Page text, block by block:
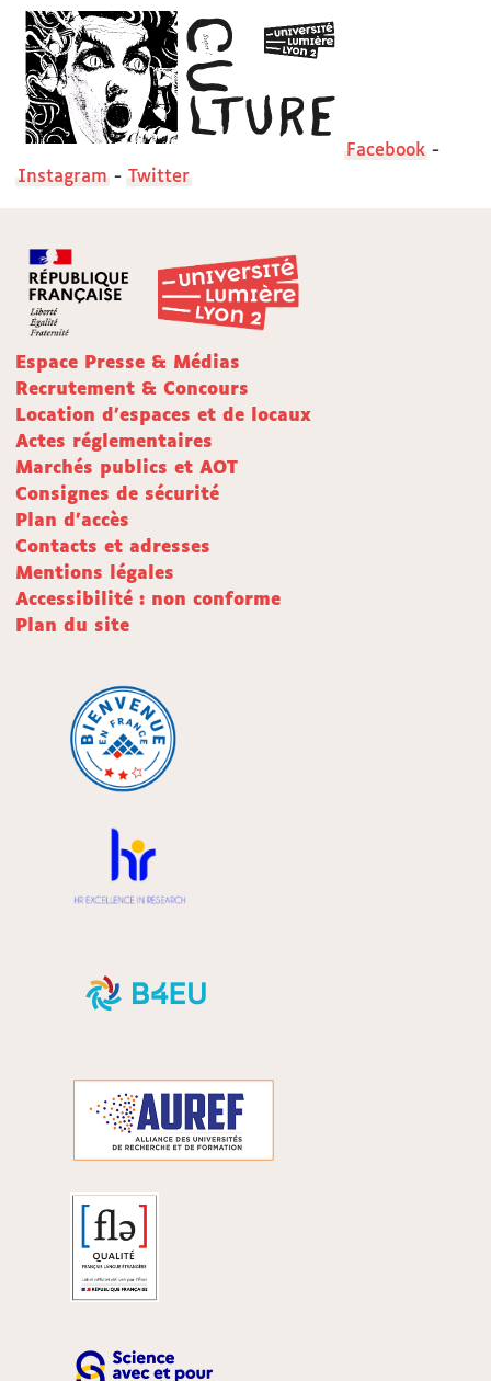
Facebook -
Instagram - Twitter
Espace Presse & Médias
Recrutement & Concours
Location d'espaces et de locaux
Actes réglementaires
Marchés publics et AOT
Consignes de sécurité
Plan d'accès
Contacts et adresses
Mentions légales
Accessibilité : non conforme
Plan du site